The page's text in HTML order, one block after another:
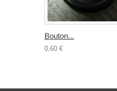
Bouton...
0,60 €